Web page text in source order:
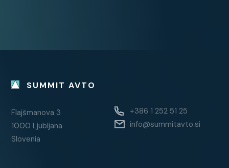
SUMMIT AVTO
Flajšmanova 3
1000 Ljubljana
Slovenia
+386 1 252 51 25
info@summitavto.si